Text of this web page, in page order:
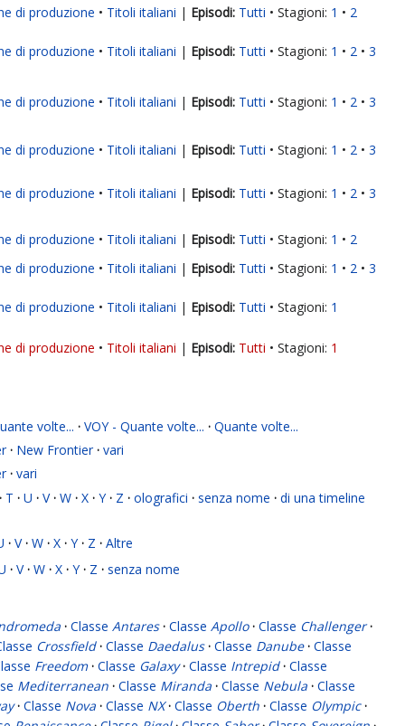
di produzione Titoli italiani | Tutti Stagioni: 1 2
di produzione Titoli italiani | Tutti Stagioni: 1 2
3
di produzione Titoli italiani | Tutti Stagioni: 1 2
3
di produzione Titoli italiani | Tutti Stagioni: 1 2
3
di produzione Titoli italiani | Tutti Stagioni: 1 2
3
di produzione Titoli italiani | Tutti Stagioni: 1
2
di produzione Titoli italiani | Tutti Stagioni: 1 2
3
di produzione Titoli italiani | Tutti Stagioni: 1
di produzione Titoli italiani | Tutti Stagioni: 1
volte... · VOY - Quante volte... · Quante volte...
· New Frontier · vari
· vari
· T · U · V · W · X · Y · Z · olografici · senza nome · di una timeline
· V · W · X · Y · Z · Altre
· V · W · X · Y · Z · senza nome
· Classe Antares · Classe Apollo · Classe Challenger ·
Crossfield · Classe Daedalus · Classe Danube · Classe
Freedom · Classe Galaxy · Classe Intrepid · Classe
Mediterranean · Classe Miranda · Classe Nebula · Classe
· Classe Nova · Classe NX · Classe Oberth · Classe Olympic ·